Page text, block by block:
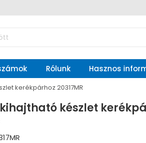
Rólunk Hasznos
kerékpárhoz 20317MR
kihajtható készlet